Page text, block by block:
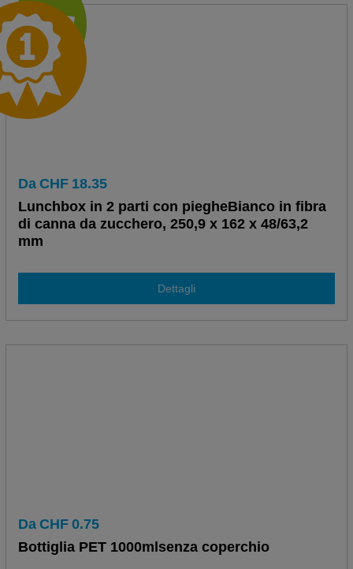
Da CHF 18.35
Lunchbox in 2 parti con piegheBianco in fibra
di canna da zucchero, 250,9 x 162 x 48/63,2
mm
Dettagli
Da CHF 0.75
Bottiglia PET 1000mlsenza coperchio